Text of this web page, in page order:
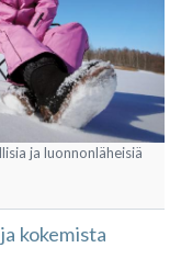
ja luonnonläheisiä
kokemista